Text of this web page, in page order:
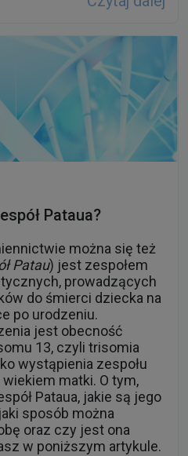
Pataua?
można się też
Patau) jest zespołem
prowadzących
do śmierci dziecka na
po urodzeniu.
jest obecność
13, czyli trisomia
wystąpienia zespołu
matki. O tym,
Pataua, jakie są jego
sposób można
oraz czy jest ona
w poniższym artykule.